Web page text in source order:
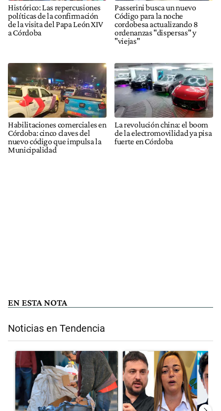
Histórico: Las repercusiones
políticas de la confirmación
de la visita del Papa León XIV
a Córdoba
Passerini busca un nuevo
Código para la noche
cordobesa actualizando 8
ordenanzas "dispersas" y
"viejas"
Habilitaciones comerciales en
Córdoba: cinco claves del
nuevo código que impulsa la
Municipalidad
La revolución china: el boom
de la electromovilidad ya pisa
fuerte en Córdoba
EN ESTA NOTA
Noticias en Tendencia
Un artículo de tendencia con el título "Para el Gobierno, la pobreza
Un artículo de tendencia con el